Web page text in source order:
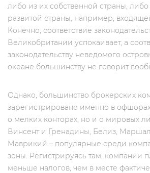
либо из их собственной страны,
развитой страны, например,
Конечно, соответствие
Великобритании успокаивает, а
законодательству неведомого
океане большинству не говорит
Однако, большинство брокерских
зарегистрировано именно в
о мелких конторах, но и о мировых
Винсент и Гренадины, Белиз,
Маврикий – популярные среди
зоны. Регистрируясь там, компании
меньше налогов, чем в месте